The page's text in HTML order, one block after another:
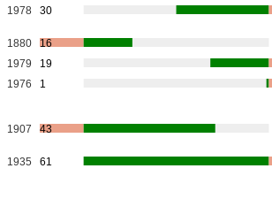
1978 30
1880
16
1979
19
1976 1
1907 43
1935 61